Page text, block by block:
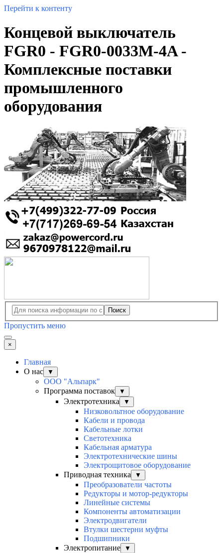
Перейти к контенту
Концевой выключатель
FGR0 - FGR0-0033M-4A -
Комплексные поставки
промышленного
оборудования
Поиск
Пропустить меню
×
Главная
О нас
▼
ООО "Альпарк"
Программа поставок
▼
Электротехника ▼
Низковольтное оборудование
Кабели и провода
Кабельные лотки
Светотехника
Кабельная арматура
Электротехнические шины
Электрощитовое оборудование
Приводная техника
▼
Преобразователи частоты
Редукторы и мотор-редукторы
Линейные системы
Компоненты автоматизации
Электродвигатели
Втулки шестерни муфты
Подшипники
Электропитание
▼